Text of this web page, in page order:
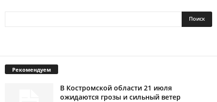
Рекомендуем
В Костромской области 21 июля
ожидаются грозы и сильный ветер